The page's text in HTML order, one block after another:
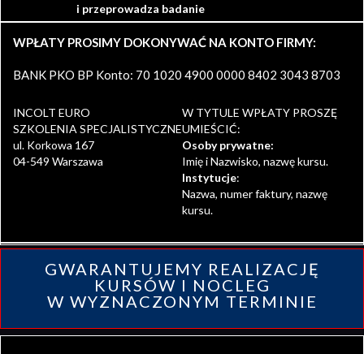
i przeprowadza badanie
WPŁATY PROSIMY DOKONYWAĆ NA KONTO FIRMY:
BANK PKO BP Konto: 70 1020 4900 0000 8402 3043 8703
INCOLT EURO
SZKOLENIA SPECJALISTYCZNE
ul. Korkowa 167
04-549 Warszawa
W TYTULE WPŁATY PROSZĘ
UMIEŚCIĆ:
Osoby prywatne:
Imię i Nazwisko, nazwę kursu.
Instytucje:
Nazwa, numer faktury, nazwę
kursu.
GWARANTUJEMY REALIZACJĘ
KURSÓW I NOCLEG
W WYZNACZONYM TERMINIE